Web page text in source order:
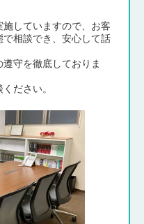
していますので、お客
相談でき、安心して話
守を徹底しておりま
ださい。